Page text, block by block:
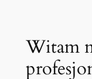
Witam